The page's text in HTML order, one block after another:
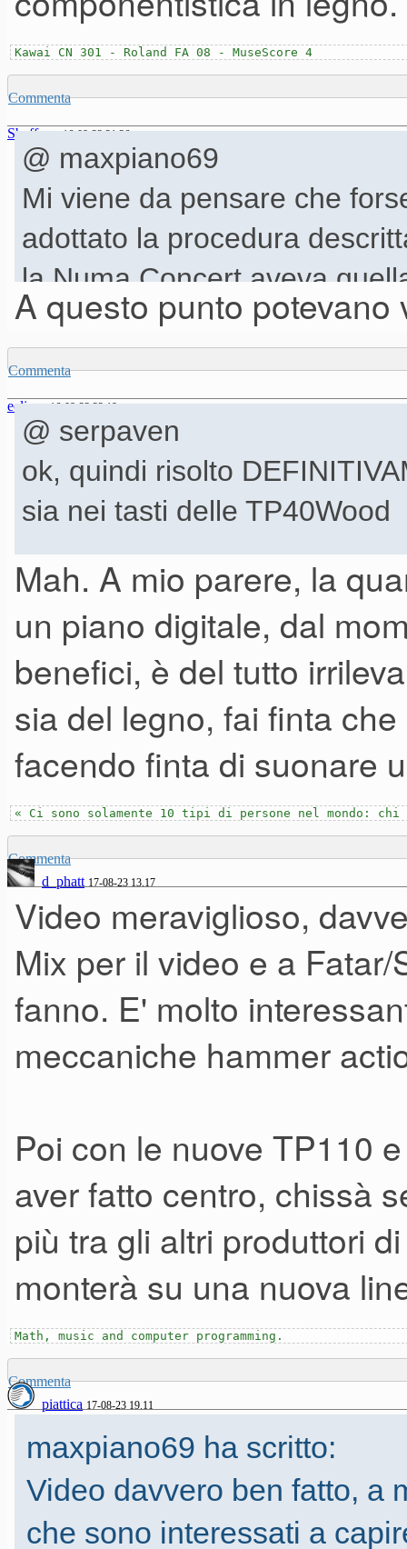
Kawai CN 301 - Roland FA 08 - MuseScore 4
Commenta
Sbaffone 16-08-23 21.36
@ maxpiano69
Mi viene da pensare che
adottato la procedura
la Numa Concert aveva
permetteva all'utente di farsi
curva velocity (su tutta la
fa Pianoteq, funzione che
A questo punto
Commenta
eclipse 16-08-23 22.19
@ serpaven
ok, quindi risolto
sia nei tasti delle TP40Wood
le TP40 wood ha uno strato
nuova TP400 wood ha solo
per un utilizzo in casa/studio
sui miei tasti e non solo una
sopratutto considerando
utilizzo.
Mah. A mio parere, la
un piano digitale, dal
benefici, è del tutto
sia del legno, fai finta
facendo finta di suonare
« Ci sono solamente 10 tipi di persone nel mondo:
Commenta
d_phatt 17-08-23 13.17
Video meraviglioso,
Mix per il video e a
fanno. E' molto
meccaniche hammer
Poi con le nuove TP110
aver fatto centro, chissà
più tra gli altri produttori
monterà su una nuova
Math, music and computer programming.
Commenta
piattica 17-08-23 19.11
maxpiano69 ha scritto:
Video davvero ben fatto, a
che sono interessati a